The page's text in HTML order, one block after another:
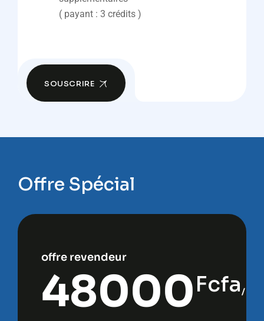
( payant : 3 crédits )
SOUSCRIRE
Offre Spécial
offre revendeur
48000Fcfa